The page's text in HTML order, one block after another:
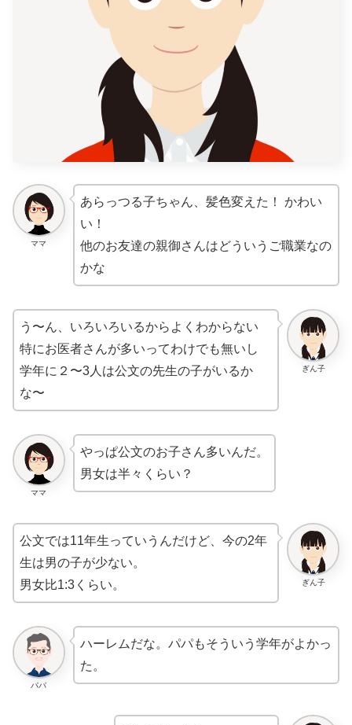
ママ
あらっつる子ちゃん、髪色変えた！ かわい
い！
他のお友達の親御さんはどういうご職業なの
かな
ぎん子
う〜ん、いろいろいるからよくわからない
特にお医者さんが多いってわけでも無いし
学年に２〜3人は公文の先生の子がいるか
な〜
ママ
やっぱ公文のお子さん多いんだ。
男女は半々くらい？
ぎん子
公文では11年生っていうんだけど、今の2年
生は男の子が少ない。
男女比1:3くらい。
パパ
ハーレムだな。パパもそういう学年がよかっ
た。